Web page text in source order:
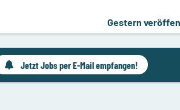
Gestern
Jetzt Jobs per E-Mail empfangen!